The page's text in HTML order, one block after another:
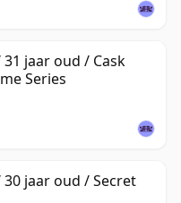
jaar oud / Cask
Series
30 jaar oud / Secret